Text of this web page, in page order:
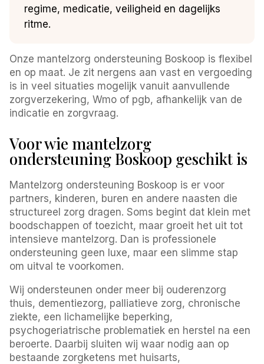
regime, medicatie, veiligheid en dagelijks
ritme.
Onze mantelzorg ondersteuning Boskoop is flexibel
en op maat. Je zit nergens aan vast en vergoeding
is in veel situaties mogelijk vanuit aanvullende
zorgverzekering, Wmo of pgb, afhankelijk van de
indicatie en zorgvraag.
Voor wie mantelzorg
ondersteuning Boskoop geschikt is
Mantelzorg ondersteuning Boskoop is er voor
partners, kinderen, buren en andere naasten die
structureel zorg dragen. Soms begint dat klein met
boodschappen of toezicht, maar groeit het uit tot
intensieve mantelzorg. Dan is professionele
ondersteuning geen luxe, maar een slimme stap
om uitval te voorkomen.
Wij ondersteunen onder meer bij ouderenzorg
thuis, dementiezorg, palliatieve zorg, chronische
ziekte, een lichamelijke beperking,
psychogeriatrische problematiek en herstel na een
beroerte. Daarbij sluiten wij waar nodig aan op
bestaande zorgketens met huisarts,